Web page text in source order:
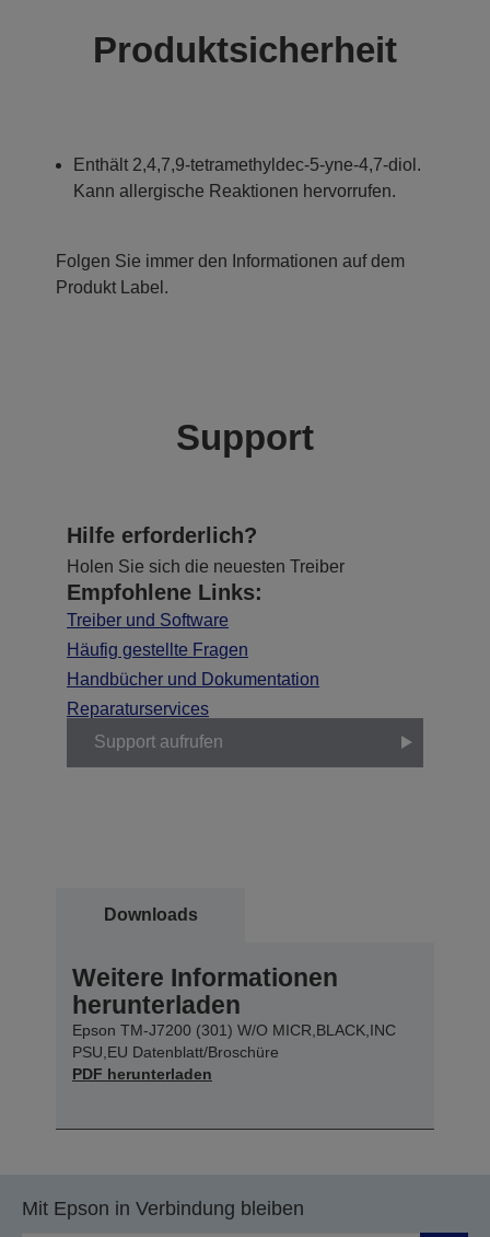
Produktsicherheit
Enthält 2,4,7,9-tetramethyldec-5-yne-4,7-diol.
Kann allergische Reaktionen hervorrufen.
Folgen Sie immer den Informationen auf dem
Produkt Label.
Support
Hilfe erforderlich?
Holen Sie sich die neuesten Treiber
Empfohlene Links:
Treiber und Software
Häufig gestellte Fragen
Handbücher und Dokumentation
Reparaturservices
Support aufrufen
Downloads
Weitere Informationen
herunterladen
Epson TM-J7200 (301) W/O MICR,BLACK,INC
PSU,EU Datenblatt/Broschüre
PDF herunterladen
Mit Epson in Verbindung bleiben